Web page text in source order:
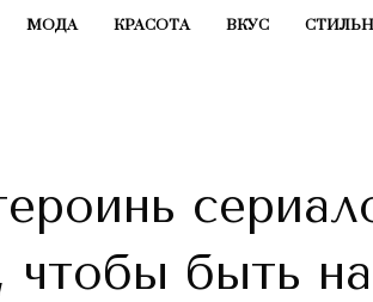
МОДА КРАСОТA ВКУС
чтобы быть